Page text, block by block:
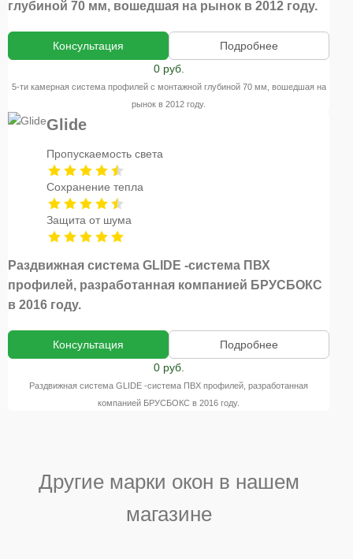
глубиной 70 мм, вошедшая на рынок в 2012 году.
Консультация
Подробнее
0 руб.
5-ти камерная система профилей с монтажной глубиной 70 мм, вошедшая на
рынок в 2012 году.
Glide
Пропускаемость света
Сохранение тепла
Защита от шума
Раздвижная система GLIDE -система ПВХ
профилей, разработанная компанией БРУСБОКС
в 2016 году.
Консультация
Подробнее
0 руб.
Раздвижная система GLIDE -система ПВХ профилей, разработанная
компанией БРУСБОКС в 2016 году.
Другие марки окон в нашем
магазине